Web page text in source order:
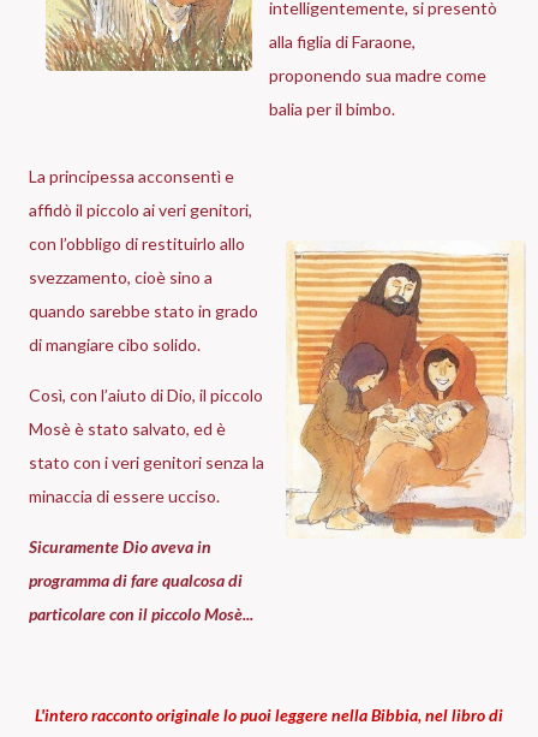
intelligentemente, si presentò
alla figlia di Faraone,
proponendo sua madre come
balia per il bimbo.
La principessa acconsentì e
affidò il piccolo ai veri genitori,
con l’obbligo di restituirlo allo
svezzamento, cioè sino a
quando sarebbe stato in grado
di mangiare cibo solido.
Così, con l’aiuto di Dio, il piccolo
Mosè è stato salvato, ed è
stato con i veri genitori senza la
minaccia di essere ucciso.
Sicuramente Dio aveva in
programma di fare qualcosa di
particolare con il piccolo Mosè...
L'intero racconto originale lo puoi leggere nella Bibbia, nel libro di